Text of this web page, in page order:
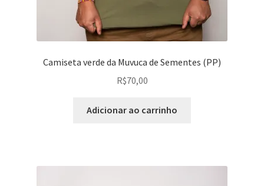
Camiseta verde da Muvuca de Sementes (PP)
R$70,00
Adicionar ao carrinho